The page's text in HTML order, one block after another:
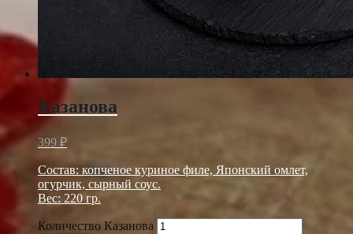
Казанова
399 ₽
Состав: копченое куриное филе, Японский омлет,
огурчик, сырный соус.
Вес: 220 гр.
Количество Казанова